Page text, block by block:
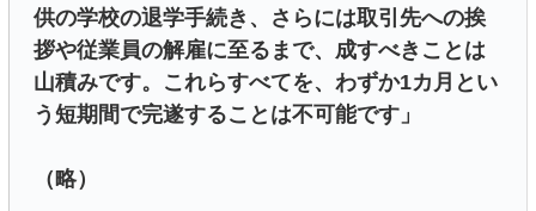
供の学校の退学手続き、さらには取引先への挨
拶や従業員の解雇に至るまで、成すべきことは
山積みです。これらすべてを、わずか1カ月とい
う短期間で完遂することは不可能です」
（略）